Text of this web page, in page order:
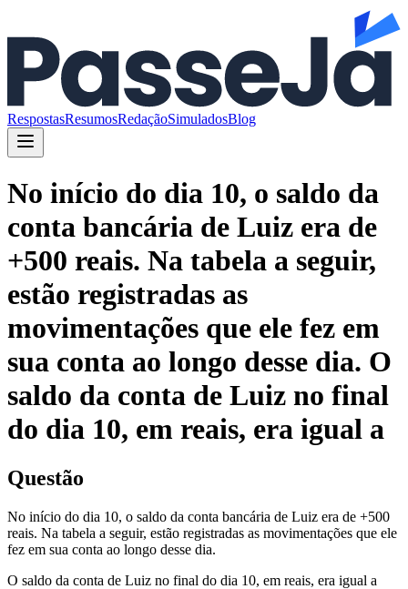
RespostasResumosRedaçãoSimuladosBlog
No início do dia 10, o saldo da
conta bancária de Luiz era de
+500 reais. Na tabela a seguir,
estão registradas as
movimentações que ele fez em
sua conta ao longo desse dia. O
saldo da conta de Luiz no final
do dia 10, em reais, era igual a
Questão
No início do dia 10, o saldo da conta bancária de Luiz era de +500
reais. Na tabela a seguir, estão registradas as movimentações que ele
fez em sua conta ao longo desse dia.
O saldo da conta de Luiz no final do dia 10, em reais, era igual a